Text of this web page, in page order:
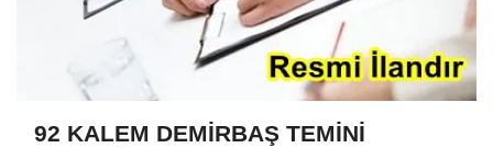
92 KALEM DEMİRBAŞ TEMİNİ